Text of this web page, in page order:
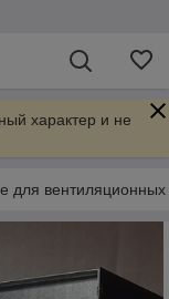
характер и не
для вентиляционных